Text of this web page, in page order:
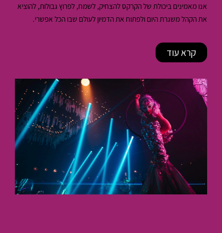
אנו מאמינים ביכולת של הקרקס להצחיק, לשמח, לפרוץ גבולות, להוציא
את הקהל משגרת היום ולפתוח את הדמיון לעולם שבו הכל אפשרי.
קרא עוד